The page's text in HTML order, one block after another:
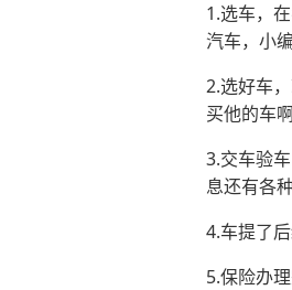
1.选车，
汽车，小
2.选好车
买他的车
3.交车验
息还有各
4.车提了
5.保险办